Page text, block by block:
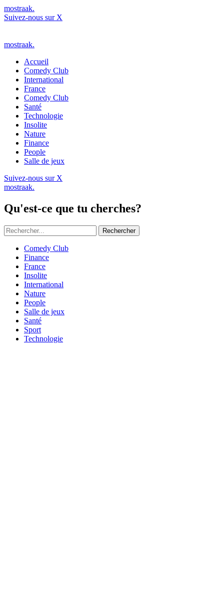
mostraak.
Suivez-nous sur X
mostraak.
Accueil
Comedy Club
International
France
Comedy Club
Santé
Technologie
Insolite
Nature
Finance
People
Salle de jeux
Suivez-nous sur X
mostraak.
Qu'est-ce que tu cherches?
Rechercher
Comedy Club
Finance
France
Insolite
International
Nature
People
Salle de jeux
Santé
Sport
Technologie